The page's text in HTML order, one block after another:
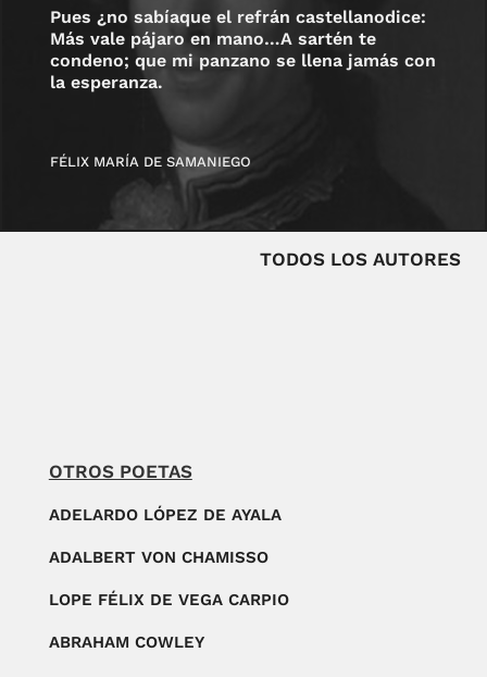
Pues ¿no sabíaque el refrán castellanodice:
Más vale pájaro en mano…A sartén te
condeno; que mi panzano se llena jamás con
la esperanza.
FÉLIX MARÍA DE SAMANIEGO
TODOS LOS AUTORES
OTROS POETAS
ADELARDO LÓPEZ DE AYALA
ADALBERT VON CHAMISSO
LOPE FÉLIX DE VEGA CARPIO
ABRAHAM COWLEY